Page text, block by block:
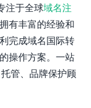
注于全球域名注
有丰富的经验和
完成域名国际转
操作方案。一站
管、品牌保护顾